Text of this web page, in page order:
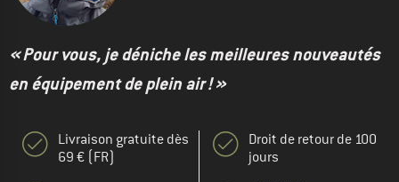
« Pour vous, je déniche les meilleures nouveautés
en équipement de plein air ! »
Livraison gratuite dès
69 € (FR)
Droit de retour de 100
jours